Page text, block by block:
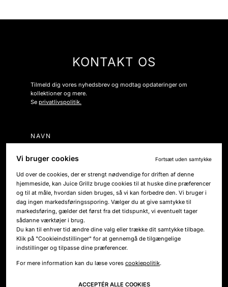
KONTAKT OS
Tilmeld dig vores nyhedsbrev og modtag opdateringer om
kollektioner og mere.
Se privatlivspolitik.
NAVN
TELEFON
BESKED
Vi bruger cookies Fortsæt uden samtykke
Ud over de cookies, der er strengt nødvendige for driften af denne
hjemmeside, kan Juice Grillz bruge cookies til at huske dine præferencer
og til at måle, hvordan siden bruges, så vi kan forbedre den. Vi bruger i
dag ingen markedsføringssporing. Vælger du at give samtykke til
markedsføring, gælder det først fra det tidspunkt, vi eventuelt tager
sådanne værktøjer i brug.
Du kan til enhver tid ændre dine valg eller trække dit samtykke tilbage.
Klik på "Cookieindstillinger" for at gennemgå de tilgængelige
indstillinger og tilpasse dine præferencer.
For mere information kan du læse vores cookiepolitik.
ACCEPTÉR ALLE COOKIES